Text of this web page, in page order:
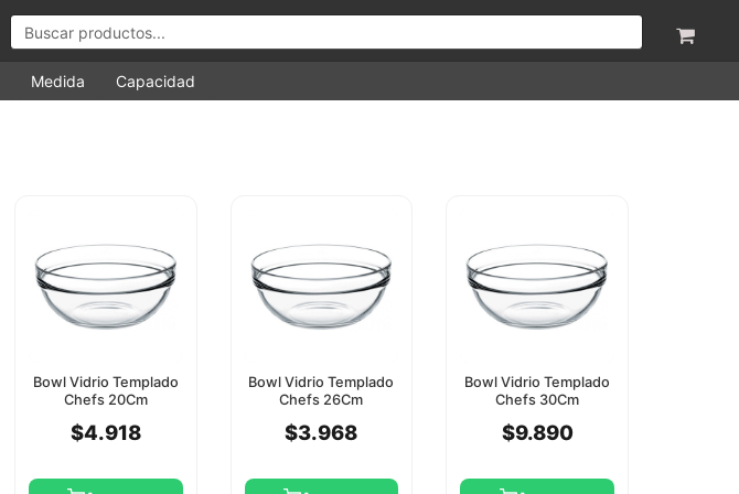
Medida Capacidad
Bowl Vidrio Templado
Chefs 20Cm
$4.918
Bowl Vidrio Templado
Chefs 26Cm
$3.968
Bowl Vidrio Templado
Chefs 30Cm
$9.890